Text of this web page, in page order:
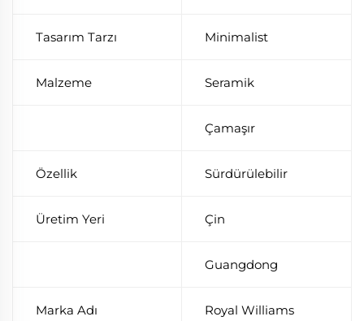
Tasarım Tarzı Minimalist
Malzeme Seramik
Çamaşır
Özellik Sürdürülebilir
Üretim Yeri Çin
Guangdong
Marka Adı Royal Williams